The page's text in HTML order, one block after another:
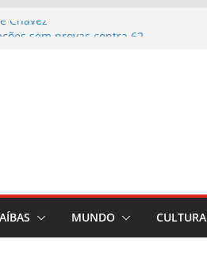
Chávez
mais queridas de
MUNDO CULTURA